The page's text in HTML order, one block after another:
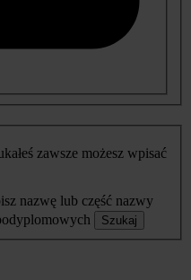
zawsze możesz wpisać
nazwę lub część nazwy
Szukaj